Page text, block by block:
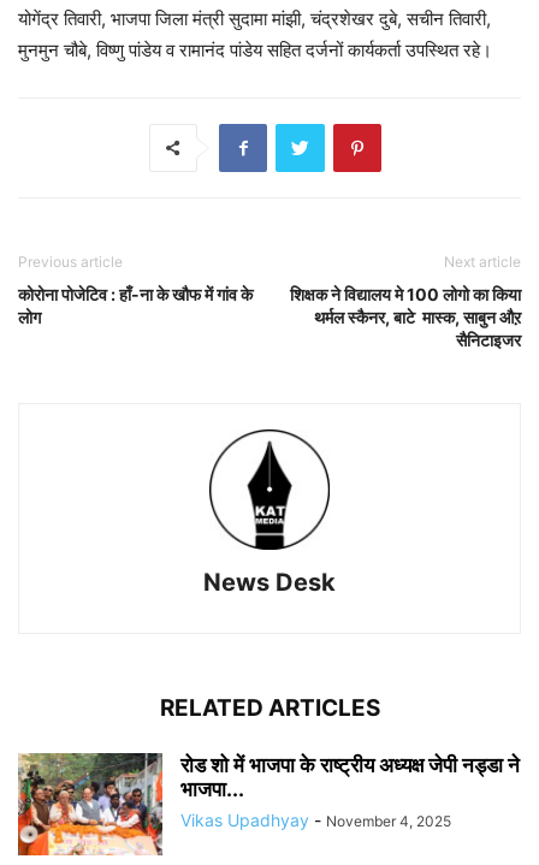
योगेंद्र तिवारी, भाजपा जिला मंत्री सुदामा मांझी, चंद्रशेखर दुबे, सचीन तिवारी,
मुनमुन चौबे, विष्णु पांडेय व रामानंद पांडेय सहित दर्जनों कार्यकर्ता उपस्थित रहे।
Previous article
कोरोना पोजेटिव : हाँ-ना के खौफ में गांव के
लोग
Next article
शिक्षक ने विद्यालय मे 100 लोगो का किया
थर्मल स्कैनर, बाटे मास्क, साबुन औऱ
सैनिटाइजर
News Desk
RELATED ARTICLES
रोड शो में भाजपा के राष्ट्रीय अध्यक्ष जेपी नड्डा ने
भाजपा...
Vikas Upadhyay - November 4, 2025